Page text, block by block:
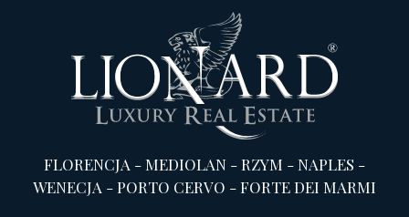
FLORENCJA -MEDIOLAN -RZYM -NAPLES -
WENECJA -PORTO CERVO -FORTE DEI MARMI